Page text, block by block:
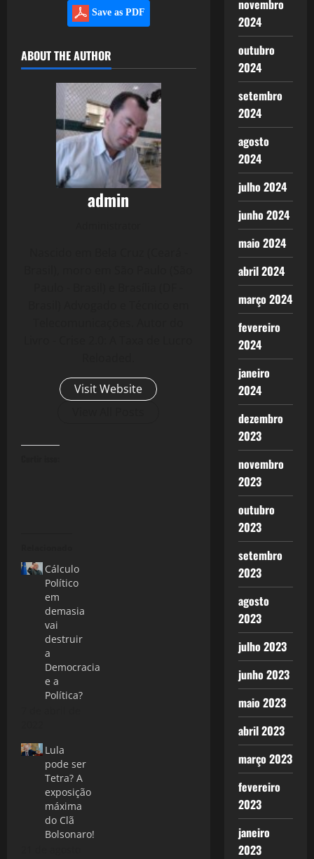
Save as PDF
ABOUT THE AUTHOR
admin
Visit Website
Cálculo
Político
em
demasia
vai
destruir
a
Democracia
e a
Política?
Lula
pode ser
Tetra? A
exposição
máxima
do Clã
Bolsonaro!
novembro
2024
outubro
2024
setembro
2024
agosto
2024
julho 2024
junho 2024
maio 2024
abril 2024
março 2024
fevereiro
2024
janeiro
2024
dezembro
2023
novembro
2023
outubro
2023
setembro
2023
agosto
2023
julho 2023
junho 2023
maio 2023
abril 2023
março 2023
fevereiro
2023
janeiro
2023